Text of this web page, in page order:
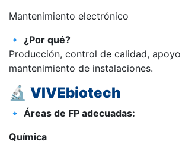
Mantenimiento electrónico
🔹 ¿Por qué?
Producción, control de calidad,
mantenimiento de instalaciones.
🔬 VIVEbiotech
🔹 Áreas de FP adecuadas:
Química